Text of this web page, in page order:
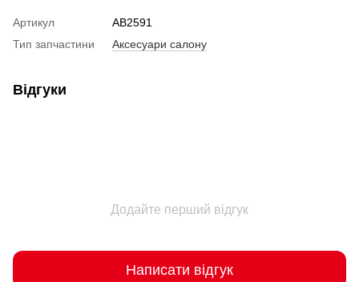
Артикул
AB2591
Тип запчастини
Аксесуари салону
Відгуки
Додайте перший відгук
Написати відгук